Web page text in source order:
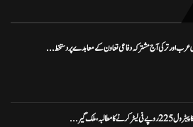
عرب اور ترکی آج مشترکہ دفاعی تعاون کے معاہدے پر دستخط...
کا مطالبہ، ملک گیر...